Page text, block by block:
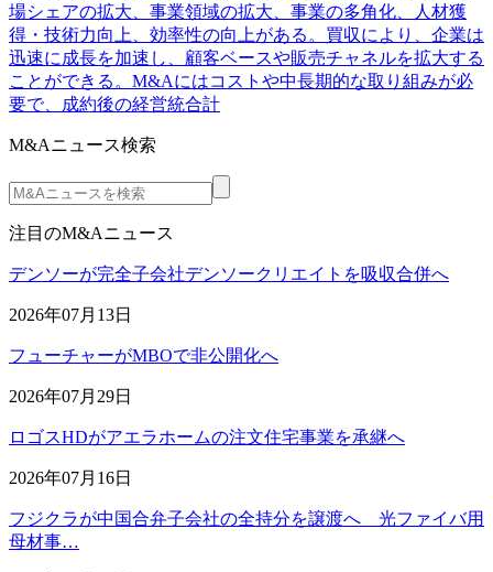
場シェアの拡大、事業領域の拡大、事業の多角化、人材獲
得・技術力向上、効率性の向上がある。買収により、企業は
迅速に成長を加速し、顧客ベースや販売チャネルを拡大する
ことができる。M&Aにはコストや中長期的な取り組みが必
要で、成約後の経営統合計
M&Aニュース検索
注目のM&Aニュース
デンソーが完全子会社デンソークリエイトを吸収合併へ
2026年07月13日
フューチャーがMBOで非公開化へ
2026年07月29日
ロゴスHDがアエラホームの注文住宅事業を承継へ
2026年07月16日
フジクラが中国合弁子会社の全持分を譲渡へ 光ファイバ用
母材事…